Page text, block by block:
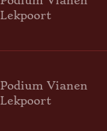
Lekpoort
Podium Vianen
Lekpoort